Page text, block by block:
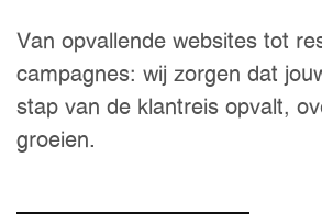
Van opvallende websites tot
campagnes: wij zorgen dat
stap van de klantreis opvalt,
groeien.